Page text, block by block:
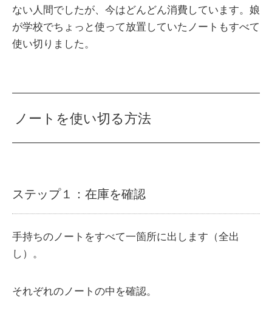
ない人間でしたが、今はどんどん消費しています。娘
が学校でちょっと使って放置していたノートもすべて
使い切りました。
ノートを使い切る方法
ステップ１：在庫を確認
手持ちのノートをすべて一箇所に出します（全出
し）。
それぞれのノートの中を確認。